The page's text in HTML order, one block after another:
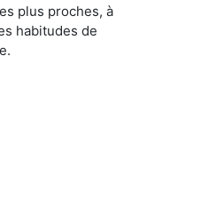
plus proches, à
habitudes de